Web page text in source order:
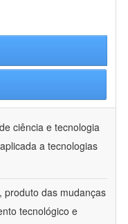
ciência e tecnologia
a tecnologias
produto das mudanças
tecnológico e